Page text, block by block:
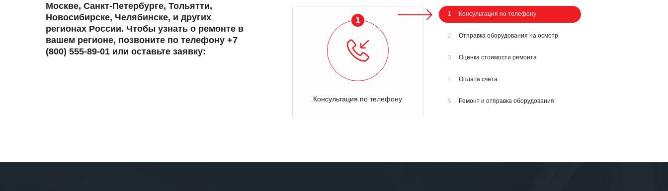
Москве, Санкт-Петербурге, Тольятти,
Новосибирске, Челябинске, и других
регионах России. Чтобы узнать о ремонте в
вашем регионе, позвоните по телефону +7
(800) 555-89-01 или оставьте заявку:
1
Консультация по телефону
1 Консультация по телефону
2 Отправка оборудования на осмотр
3 Оценка стоимости ремонта
4 Оплата счета
5 Ремонт и отправка оборудования